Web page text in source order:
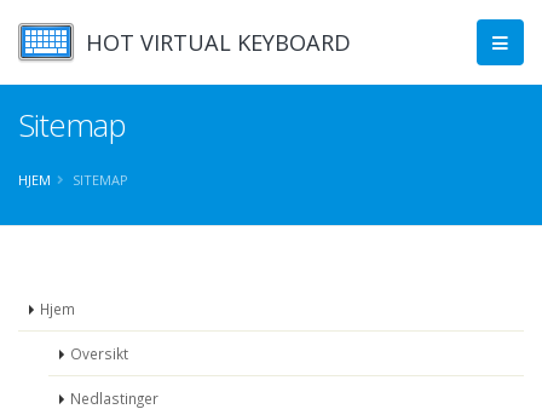
HOT VIRTUAL KEYBOARD
Sitemap
HJEM SITEMAP
Hjem
Oversikt
Nedlastinger